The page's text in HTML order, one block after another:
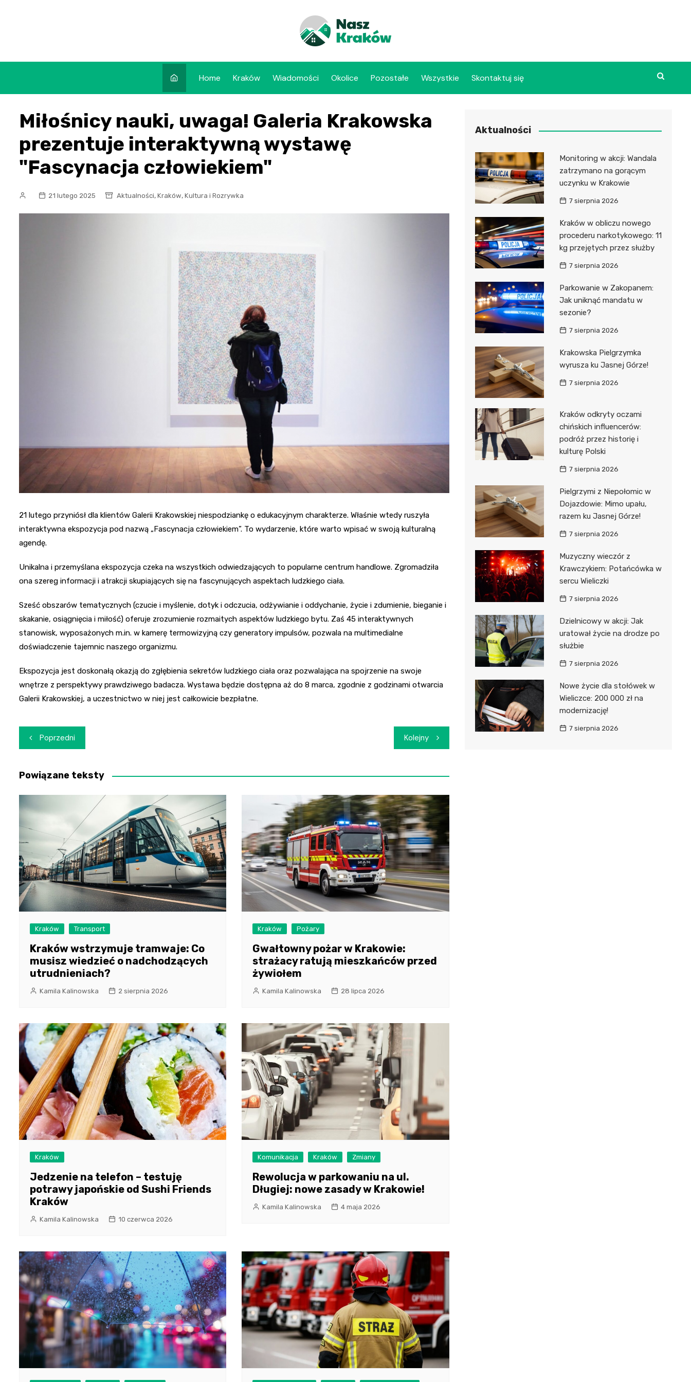
Home Kraków Wiadomości Okolice Pozostałe Wszystkie Skontaktuj się
Miłośnicy nauki, uwaga! Galeria Krakowska
prezentuje interaktywną wystawę
"Fascynacja człowiekiem"
21 lutego 2025 Aktualności, Kraków, Kultura i Rozrywka
21 lutego przyniósł dla klientów Galerii Krakowskiej niespodziankę o edukacyjnym charakterze. Właśnie wtedy ruszyła
interaktywna ekspozycja pod nazwą „Fascynacja człowiekiem”. To wydarzenie, które warto wpisać w swoją kulturalną
agendę.
Unikalna i przemyślana ekspozycja czeka na wszystkich odwiedzających to popularne centrum handlowe. Zgromadziła
ona szereg informacji i atrakcji skupiających się na fascynujących aspektach ludzkiego ciała.
Sześć obszarów tematycznych (czucie i myślenie, dotyk i odczucia, odżywianie i oddychanie, życie i zdumienie, bieganie i
skakanie, osiągnięcia i miłość) oferuje zrozumienie rozmaitych aspektów ludzkiego bytu. Zaś 45 interaktywnych
stanowisk, wyposażonych m.in. w kamerę termowizyjną czy generatory impulsów, pozwala na multimedialne
doświadczenie tajemnic naszego organizmu.
Ekspozycja jest doskonałą okazją do zgłębienia sekretów ludzkiego ciała oraz pozwalająca na spojrzenie na swoje
wnętrze z perspektywy prawdziwego badacza. Wystawa będzie dostępna aż do 8 marca, zgodnie z godzinami otwarcia
Galerii Krakowskiej, a uczestnictwo w niej jest całkowicie bezpłatne.
Nawigacja
wpisu
Poprzedni Kolejny
Powiązane teksty
Kraków Transport
Kraków wstrzymuje tramwaje: Co
musisz wiedzieć o nadchodzących
utrudnieniach?
Kamila Kalinowska 2 sierpnia 2026
Kraków Pożary
Gwałtowny pożar w Krakowie:
strażacy ratują mieszkańców przed
żywiołem
Kamila Kalinowska 28 lipca 2026
Kraków
Jedzenie na telefon – testuję
potrawy japońskie od Sushi Friends
Kraków
Kamila Kalinowska 10 czerwca 2026
Komunikacja Kraków Zmiany
Rewolucja w parkowaniu na ul.
Długiej: nowe zasady w Krakowie!
Kamila Kalinowska 4 maja 2026
Aktualności
Monitoring w akcji: Wandala
zatrzymano na gorącym
uczynku w Krakowie
7 sierpnia 2026
Kraków w obliczu nowego
procederu narkotykowego: 11
kg przejętych przez służby
7 sierpnia 2026
Parkowanie w Zakopanem:
Jak uniknąć mandatu w
sezonie?
7 sierpnia 2026
Krakowska Pielgrzymka
wyrusza ku Jasnej Górze!
7 sierpnia 2026
Kraków odkryty oczami
chińskich influencerów:
podróż przez historię i
kulturę Polski
7 sierpnia 2026
Pielgrzymi z Niepołomic w
Dojazdowie: Mimo upału,
razem ku Jasnej Górze!
7 sierpnia 2026
Muzyczny wieczór z
Krawczykiem: Potańcówka w
sercu Wieliczki
7 sierpnia 2026
Dzielnicowy w akcji: Jak
uratował życie na drodze po
służbie
7 sierpnia 2026
Nowe życie dla stołówek w
Wieliczce: 200 000 zł na
modernizację!
7 sierpnia 2026